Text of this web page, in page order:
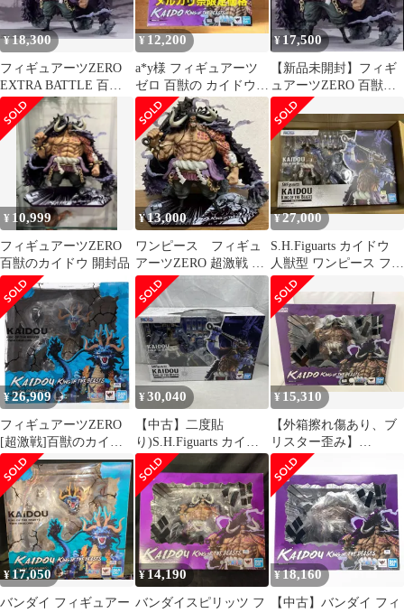
¥18,300
フィギュアーツZERO
EXTRA BATTLE 百獣
のカイドウ ONE PI…
¥ 12,200
a*y様 フィギュアーツ
ゼロ 百獣の カイドウ
ワンピース フィギュ
ア おまけ付
¥ 17,500
【新品未開封】フィギ
ュアーツZERO 百獣の
カイドウ 初版
¥ 10,999
フィギュアーツZERO
百獣のカイドウ 開封品
¥13,000
ワンピース フィギュ
アーツZERO 超激戦 百
獣のカイドウ
¥27,000
S.H.Figuarts カイドウ
人獣型 ワンピース フィ
ギュア
¥26,909
フィギュアーツZERO
[超激戦]百獣のカイド
ウ -双龍図- ONE
PIECE(ワンピース) 完
成品 フィギュア バンダ
イスピリッツ
¥30,040
【中古】二度貼
り)S.H.Figuarts カイド
ウ(人獣型)[91]
¥15,310
【外箱擦れ傷あり、ブ
リスター歪み】
FiguartsZERO [EXTRA
BATTLE] 百獣のカイド
ウ ワンピｰ
ス/S.H.Figuarts(フィギ
ュアｰツ)
¥17,050
バンダイ フィギュアー
¥14,190
バンダイスピリッツ フ
¥18,160
【中古】バンダイ フィ